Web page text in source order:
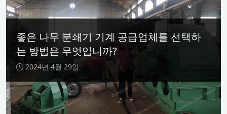
좋은 나무 분쇄기 기계 공급업체를 선택하
는 방법은 무엇입니까?
2024년 4월 29일